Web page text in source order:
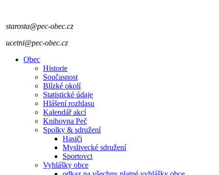
starosta@pec-obec.cz
ucetni@pec-obec.cz
Obec
Historie
Současnost
Blízké okolí
Statistické údaje
Hlášení rozhlasu
Kalendář akcí
Knihovna Peč
Spolky & sdružení
Hasiči
Myslivecké sdružení
Sportovci
Vyhlášky obce